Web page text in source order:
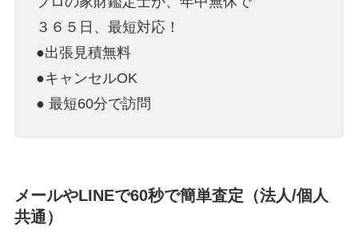
３６５日、最短対応！
●出張見積無料
●キャンセルOK
● 最短60分で訪問
メールやLINEで60秒で簡単査定（法人/個人
共通）